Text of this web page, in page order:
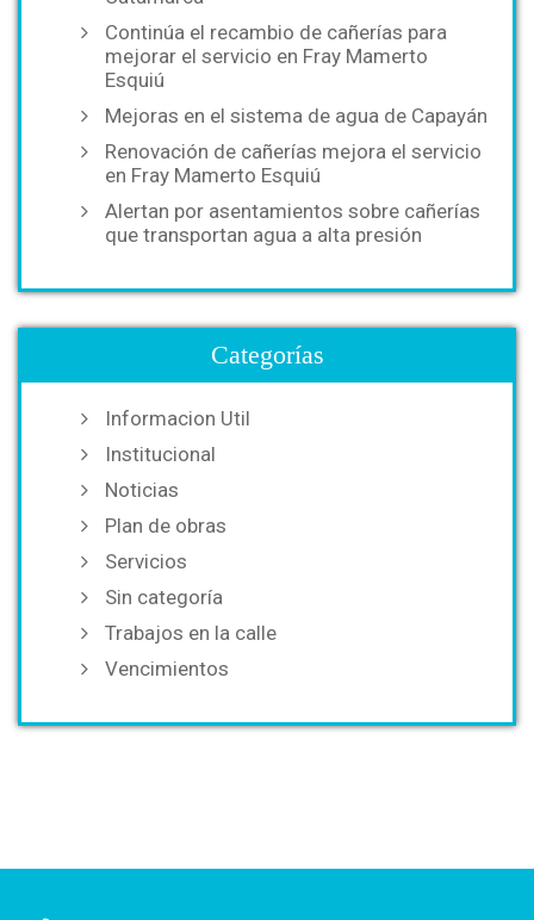
Continúa el recambio de cañerías para
mejorar el servicio en Fray Mamerto
Esquiú
Mejoras en el sistema de agua de Capayán
Renovación de cañerías mejora el servicio
en Fray Mamerto Esquiú
Alertan por asentamientos sobre cañerías
que transportan agua a alta presión
Categorías
Informacion Util
Institucional
Noticias
Plan de obras
Servicios
Sin categoría
Trabajos en la calle
Vencimientos